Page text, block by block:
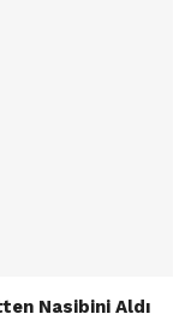
Nasibini Aldı